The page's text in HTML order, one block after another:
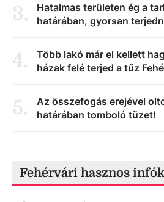
3.
Hatalmas területen ég a
határában, gyorsan
4.
Több lakó már el kellett
házak felé terjed a tűz
5.
Az összefogás erejével
határában tomboló tüzet!
Fehérvári hasznos infók